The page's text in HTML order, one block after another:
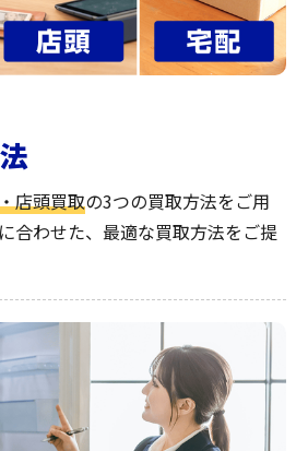
店頭買取の3つの買取方法をご用
合わせた、最適な買取方法をご提